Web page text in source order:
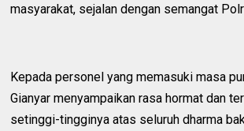
masyarakat, sejalan dengan semangat
Kepada personel yang memasuki masa
Gianyar menyampaikan rasa hormat dan
setinggi-tingginya atas seluruh dharma